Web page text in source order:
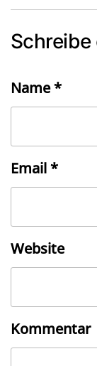
Name*
Email*
Website
Kommentar